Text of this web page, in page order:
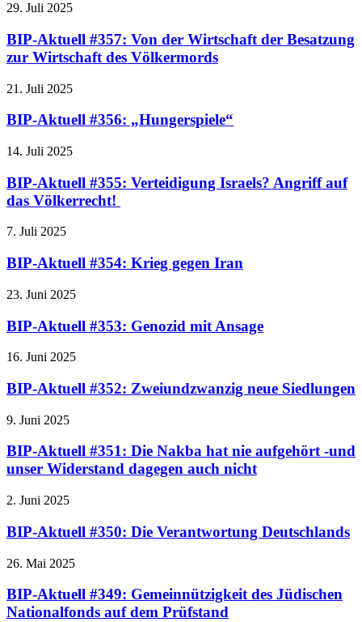
29. Juli 2025
BIP-Aktuell #357: Von der Wirtschaft der Besatzung
zur Wirtschaft des Völkermords
21. Juli 2025
BIP-Aktuell #356: „Hungerspiele“
14. Juli 2025
BIP-Aktuell #355: Verteidigung Israels? Angriff auf
das Völkerrecht!
7. Juli 2025
BIP-Aktuell #354: Krieg gegen Iran
23. Juni 2025
BIP-Aktuell #353: Genozid mit Ansage
16. Juni 2025
BIP-Aktuell #352: Zweiundzwanzig neue Siedlungen
9. Juni 2025
BIP-Aktuell #351: Die Nakba hat nie aufgehört -und
unser Widerstand dagegen auch nicht
2. Juni 2025
BIP-Aktuell #350: Die Verantwortung Deutschlands
26. Mai 2025
BIP-Aktuell #349: Gemeinnützigkeit des Jüdischen
Nationalfonds auf dem Prüfstand